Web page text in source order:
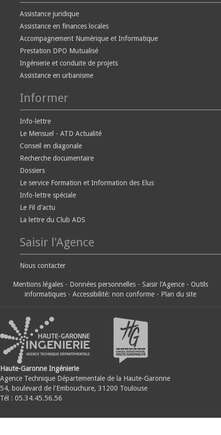
Assistance juridique
Assistance en finances locales
Accompagnement Numérique et Informatique
Prestation DPO Mutualisé
Ingénierie et conduite de projets
Assistance en urbanisme
Informer
Info-lettre
Le Mensuel - ATD Actualité
Conseil en diagonale
Recherche documentaire
Dossiers
Le service Formation et Information des Elus
Info-lettre spéciale
Le Fil d'actu
La lettre du Club ADS
Saisir l'Agence
Nous contacter
Mentions légales - Données personnelles - Saisir l'Agence - Outils
informatiques - Accessibilité: non conforme - Plan du site
Haute-Garonne Ingénierie
Agence Technique Départementale de la Haute-Garonne
54, boulevard de l'Embouchure, 31200 Toulouse
Tél : 05.34.45.56.56